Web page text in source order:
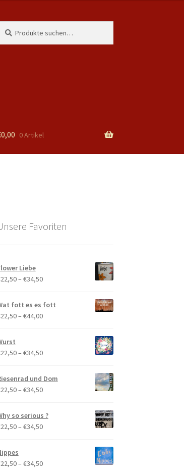
nach:
0,00 0 Artikel
Favoriten
Liebe
22,50– €34,50Preisspanne:
bis
€34,50
fott es es fott
22,50– €44,00Preisspanne:
€44,00
22,50– €34,50Preisspanne:
bis
€34,50
und Dom
22,50– €34,50Preisspanne:
bis
€34,50
so serious ?
22,50– €34,50Preisspanne:
€34,50
22,50– €34,50Preisspanne: